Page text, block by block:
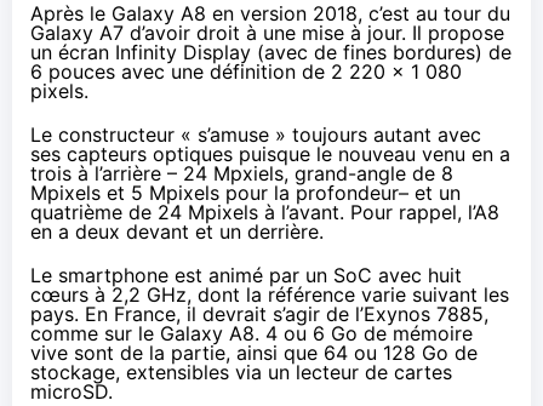
Après le Galaxy A8 en version 2018, c’est au tour du
Galaxy A7 d’avoir droit à une mise à jour. Il propose
un écran Infinity Display (avec de fines bordures) de
6 pouces avec une définition de 2 220 x 1 080
pixels.
Le constructeur « s’amuse » toujours autant avec
ses capteurs optiques puisque le nouveau venu en a
trois à l’arrière – 24 Mpxiels, grand-angle de 8
Mpixels et 5 Mpixels pour la profondeur– et un
quatrième de 24 Mpixels à l’avant. Pour rappel, l’A8
en a deux devant et un derrière.
Le smartphone est animé par un SoC avec huit
cœurs à 2,2 GHz, dont la référence varie suivant les
pays. En France, il devrait s’agir de l’Exynos 7885,
comme sur le Galaxy A8. 4 ou 6 Go de mémoire
vive sont de la partie, ainsi que 64 ou 128 Go de
stockage, extensibles via un lecteur de cartes
microSD.